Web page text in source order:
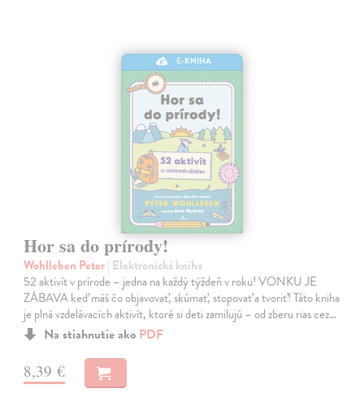
E-KNIHA
Hor sa do prírody!
Wohlleben Peter| Elektronická kniha
52 aktivít v prírode – jedna na každý týždeň v roku! VONKU JE
ZÁBAVA keď máš čo objavovať, skúmať, stopovať a tvoriť! Táto kniha
je plná vzdelávacích aktivít, ktoré si deti zamilujú – od zberu rias cez…
Na stiahnutie ako PDF
8,39 €